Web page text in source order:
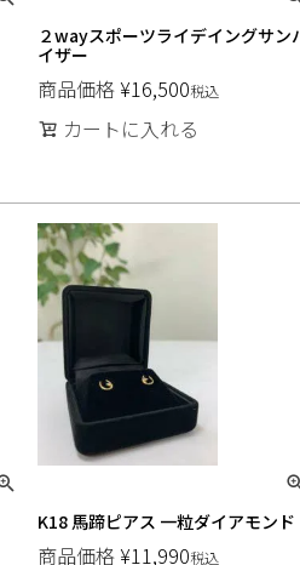
２wayスポーツライデイングサン
イザー
商品価格 ¥16,500税込
カートに入れる
K18 馬蹄ピアス 一粒ダイアモンド
商品価格 ¥11,990税込